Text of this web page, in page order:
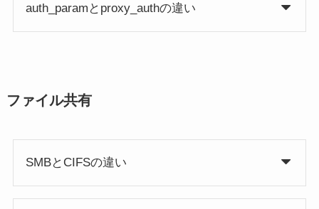
auth_paramとproxy_authの違い
ファイル共有
SMBとCIFSの違い